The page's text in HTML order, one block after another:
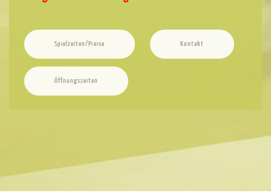
Spielzeiten/Preise Kontakt
Öffnungszeiten